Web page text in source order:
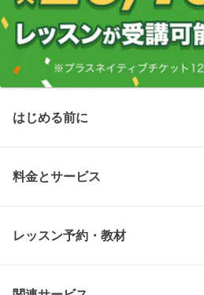
はじめる前に
料金とサービス
レッスン予約・教材